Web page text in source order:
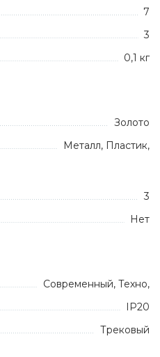
7
3
0,1 кг
Золото
Металл, Пластик,
3
Нет
Современный, Техно,
IP20
Трековый